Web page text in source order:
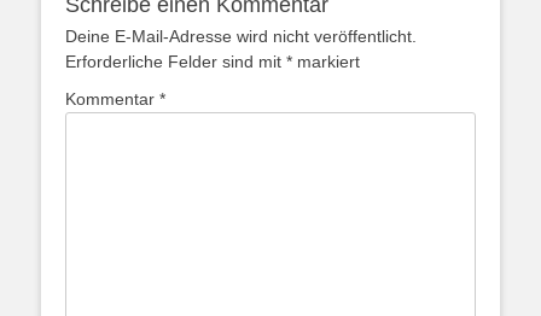
Schreibe einen Kommentar
Deine E-Mail-Adresse wird nicht veröffentlicht.
Erforderliche Felder sind mit * markiert
Kommentar *